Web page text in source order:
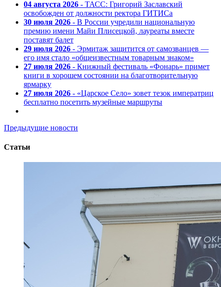
04 августа 2026 - ТАСС: Григорий Заславский
освобожден от должности ректора ГИТИСа
30 июля 2026 - В России учредили национальную
премию имени Майи Плисецкой, лауреаты вместе
поставят балет
29 июля 2026 - Эрмитаж защитится от самозванцев —
его имя стало «общеизвестным товарным знаком»
27 июля 2026 - Книжный фестиваль «Фонарь» примет
книги в хорошем состоянии на благотворительную
ярмарку
27 июля 2026 - «Царское Село» зовет тезок императриц
бесплатно посетить музейные маршруты
Предыдущие новости
Статьи